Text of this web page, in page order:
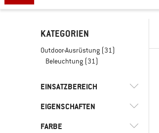
KATEGORIEN
Outdoor-Ausrüstung (31)
Beleuchtung (31)
EINSATZBEREICH
Bergsport (4)
Bike
EIGENSCHAFTEN
Akkubetrieb
FARBE